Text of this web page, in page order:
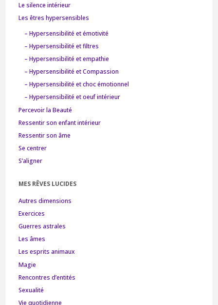
Le silence intérieur
Les êtres hypersensibles
– Hypersensibilité et émotivité
– Hypersensibilité et filtres
– Hypersensibilité et empathie
– Hypersensibilité et Compassion
– Hypersensibilité et choc émotionnel
– Hypersensibilité et oeuf intérieur
Percevoir la Beauté
Ressentir son enfant intérieur
Ressentir son âme
Se centrer
S’aligner
MES RÊVES LUCIDES
Autres dimensions
Exercices
Guerres astrales
Les âmes
Les esprits animaux
Magie
Rencontres d’entités
Sexualité
Vie quotidienne